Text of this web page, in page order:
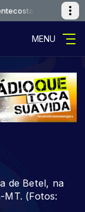
deus-
MENU
de Betel, na
MT. (Fotos: